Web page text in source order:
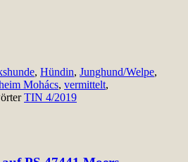
, Hündin, Junghund/Welpe,
Mohács, vermittelt,
TIN 4/2019